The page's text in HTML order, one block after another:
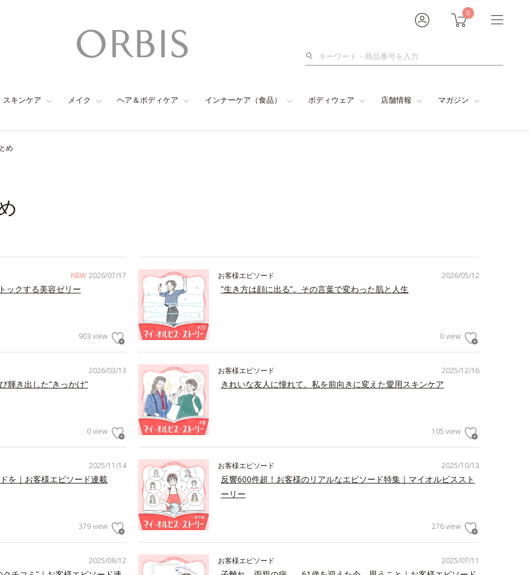
0
検
スキンケア メイク ヘア＆ボディケア インナーケア（食品） ボディウェア 店舗情報 マガジン
め
NEW 2026/07/17
ックする美容ゼリー
903 view
2026/05/12
お客様エピソード
”生き方は顔に出る”。その言葉で変わった肌と人生
0 view
2026/03/13
輝き出した“きっかけ”
0 view
2025/12/16
お客様エピソード
きれいな友人に憧れて。私を前向きに変えた愛用スキンケア
105 view
2025/11/14
を｜お客様エピソード連載
379 view
2025/10/13
お客様エピソード
反響600件超！お客様のリアルなエピソード特集｜マイオルビススト
ーリー
276 view
2025/08/12 2025/07/11
お客様エピソード